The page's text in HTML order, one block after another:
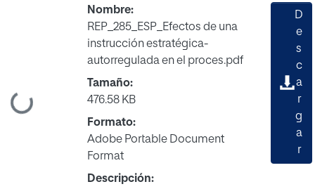
Nombre:
REP_285_ESP_Efectos de una
instrucción estratégica-
autorregulada en el proces.pdf
Tamaño:
476.58 KB
Formato:
Adobe Portable Document
Format
Descripción:
D
e
s
c
a
r
g
a
r